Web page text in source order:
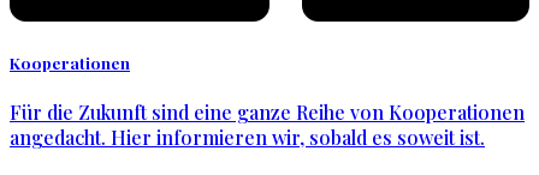
Kooperationen
Für die Zukunft sind eine ganze Reihe von Kooperationen
angedacht. Hier informieren wir, sobald es soweit ist.